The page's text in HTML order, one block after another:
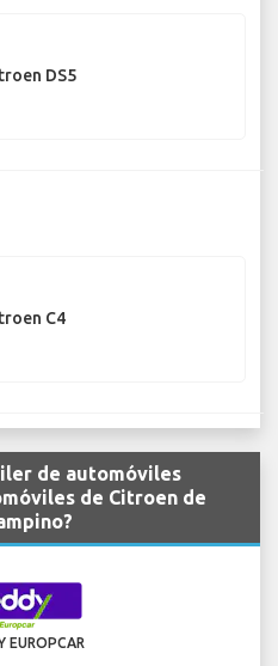
DS5
C4
de automóviles
de Citroen de
EUROPCAR